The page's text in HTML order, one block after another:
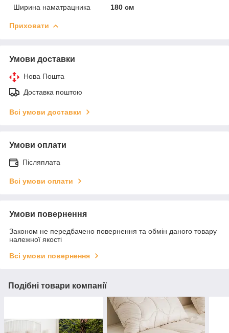
Ширина наматрацника
180 см
Приховати
Умови доставки
Нова Пошта
Доставка поштою
Всі умови доставки
Умови оплати
Післяплата
Всі умови оплати
Умови повернення
Законом не передбачено повернення та обмін даного товару
належної якості
Всі умови повернення
Подібні товари компанії